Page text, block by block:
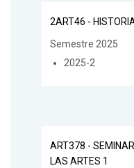
2ART46 -
Semestre 2025
2025-2
ART378 -
LAS ARTES 1